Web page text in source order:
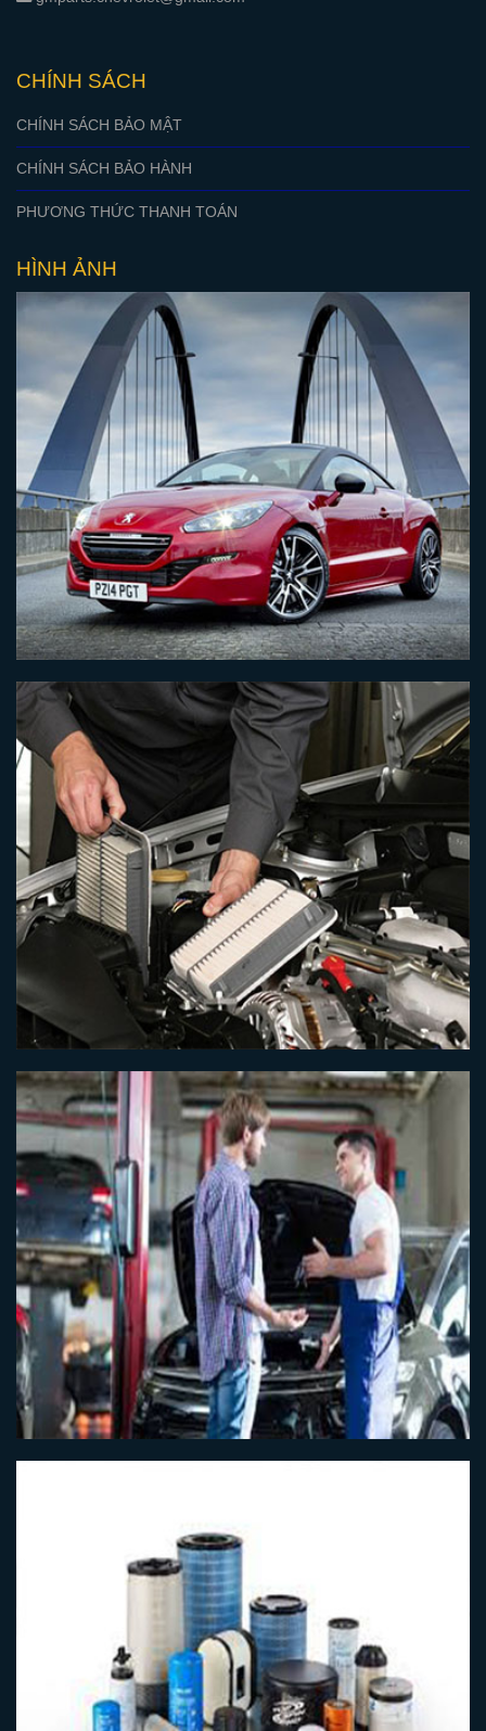
CHÍNH SÁCH
CHÍNH SÁCH BẢO MẬT
CHÍNH SÁCH BẢO HÀNH
PHƯƠNG THỨC THANH TOÁN
HÌNH ẢNH